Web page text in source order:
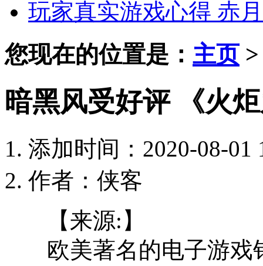
玩家真实游戏心得 赤
您现在的位置是： 主页
暗黑风受好评 《火
添加时间：2020-08-01
作者：侠客
【来源:】
欧美著名的电子游戏